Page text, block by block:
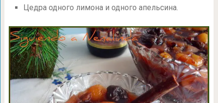
Цедра одного лимона и одного апельсина.